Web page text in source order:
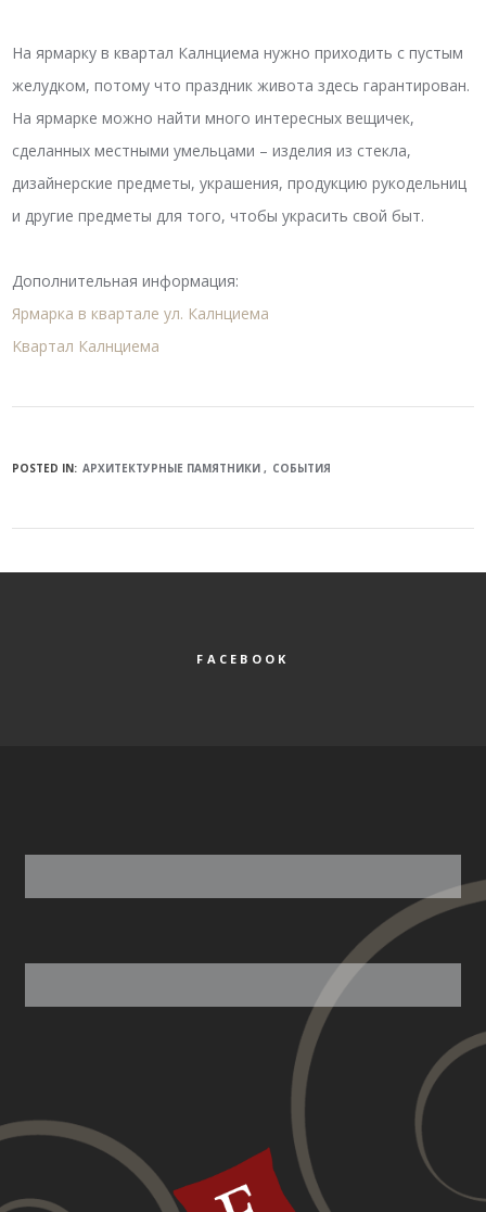
На ярмарку в квартал Калнциема нужно приходить с пустым
желудком, потому что праздник живота здесь гарантирован.
На ярмарке можно найти много интересных вещичек,
сделанных местными умельцами – изделия из стекла,
дизайнерские предметы, украшения, продукцию рукодельниц
и другие предметы для того, чтобы украсить свой быт.
Дополнительная информация:
Ярмарка в квартале ул. Калнциема
Kвартал Калнциема
POSTED IN: АРХИТЕКТУРНЫЕ ПАМЯТНИКИ СОБЫТИЯ
FACEBOOK